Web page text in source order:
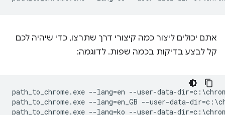
אתם יכולים ליצור כמה קיצורי דרך שתרצו, כדי שיהיה לכם
קל לבצע בדיקות בכמה שפות. לדוגמה:
path_to_chrome.exe --lang=en --user-data-
path_to_chrome.exe --lang=en_GB --user-data-